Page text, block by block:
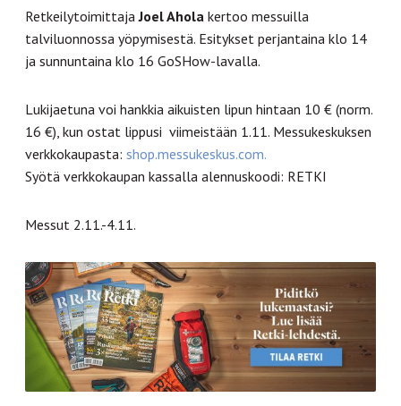
RetkeilytoimittajaJoel Ahola kertoo messuilla
talviluonnossa yöpymisestä. Esitykset perjantaina klo 14
ja sunnuntaina klo 16 GoSHow-lavalla.
Lukijaetuna voi hankkia aikuisten lipun hintaan 10 € (norm.
16 €), kun ostat lippusi viimeistään 1.11. Messukeskuksen
verkkokaupasta: shop.messukeskus.com.
Syötä verkkokaupan kassalla alennuskoodi: RETKI
Messut 2.11.-4.11.